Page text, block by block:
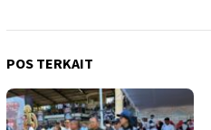
POS TERKAIT